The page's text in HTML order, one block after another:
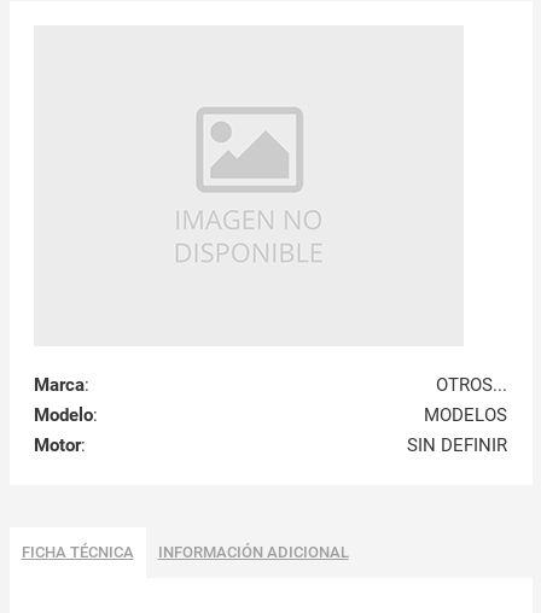
Marca:
OTROS...
Modelo:
MODELOS
Motor: SIN DEFINIR
FICHA TÉCNICA INFORMACIÓN ADICIONAL